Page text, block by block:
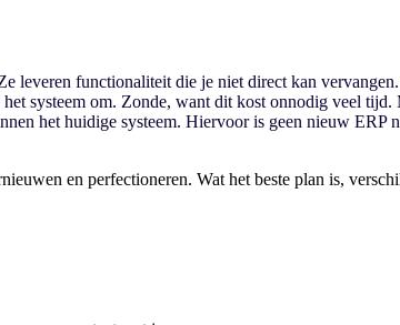
leveren functionaliteit die je niet direct kan
systeem om. Zonde, want dit kost onnodig veel
het huidige systeem. Hiervoor is geen nieuw ERP
en perfectioneren. Wat het beste plan is,